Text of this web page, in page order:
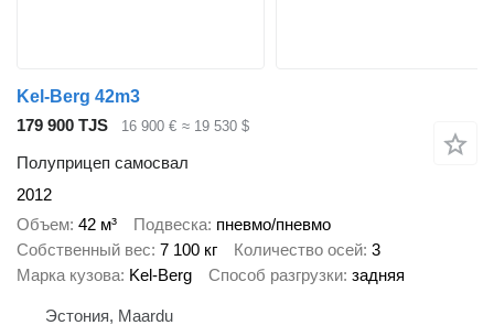
Kel-Berg 42m3
179 900 TJS
16 900 € ≈ 19 530 $
Полуприцеп самосвал
2012
Объем 42 м³ Подвеска пневмо/пневмо
Собственный вес 7 100 кг Количество осей 3
Марка кузова Kel-Berg Способ разгрузки задняя
Эстония, Maardu